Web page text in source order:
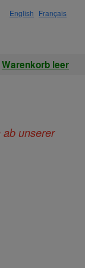
English Français
Warenkorb leer
ab unserer